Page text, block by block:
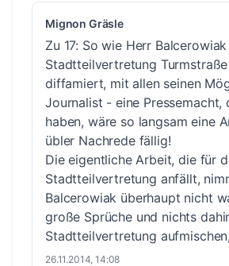
Mignon Gräsle
Zu 17: So wie Herr
Stadtteilvertretung
diffamiert, mit allen seinen
Journalist - eine Pressemacht,
haben, wäre so langsam eine
übler Nachrede fällig!
Die eigentliche Arbeit, die für
Stadtteilvertretung anfällt,
Balcerowiak überhaupt nicht
große Sprüche und nichts
Stadtteilvertretung
26.11.2014, 14:08